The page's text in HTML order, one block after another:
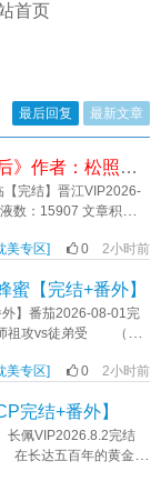
首页
最后回复 最新文章
松照临【完结】
【完结】晋江VIP2026-
数：15907 文章积分：
鹊巢的假少爷。 宅斗
象，薄引鹤——池家
任何角度来看，他都
大都叫他“薄叔叔”。
比他成熟太多的丈
。 薄引鹤为人克
照顾。 * 直到某天，
扫地出门。 薄引鹤却
美专区] 0 2小时前
蜜【完结+番外】
外】番茄2026-08-01完
师祖攻vs徒弟受 （徒
起 师祖不像师尊那
神明日夜照顾，才得
欲，化作人形，口吐
秋是上古神明，引
美专区] 0 2小时前
完结+番外】
长佩VIP2026.8.2完结
长达五百年的黄金年